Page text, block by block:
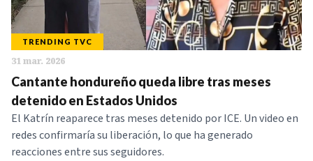
TRENDING TVC
31 mar. 2026
Cantante hondureño queda libre tras meses
detenido en Estados Unidos
El Katrín reaparece tras meses detenido por ICE. Un video en
redes confirmaría su liberación, lo que ha generado
reacciones entre sus seguidores.